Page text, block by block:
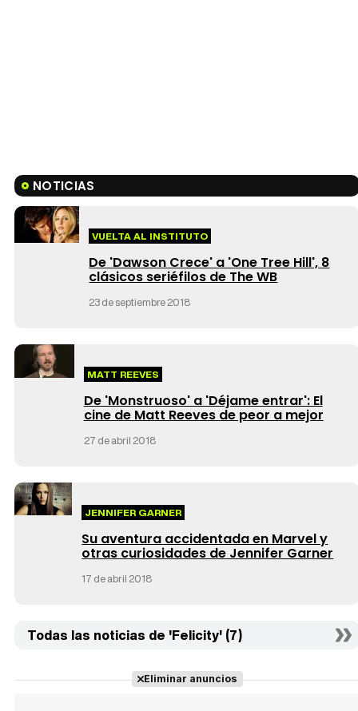
NOTICIAS
VUELTA AL INSTITUTO
De 'Dawson Crece' a 'One Tree Hill', 8
clásicos seriéfilos de The WB
23 de septiembre 2018
MATT REEVES
De 'Monstruoso' a 'Déjame entrar': El
cine de Matt Reeves de peor a mejor
27 de abril 2018
JENNIFER GARNER
Su aventura accidentada en Marvel y
otras curiosidades de Jennifer Garner
17 de abril 2018
Todas las noticias de 'Felicity' (7)
Eliminar anuncios